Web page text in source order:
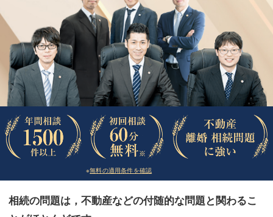
相続・遺言
離婚（夫婦間トラブル）
企業法務
労働問題（解雇，残業等）
刑事弁護
交通事故
法律相談など（その他）
※無料の適用条件を確認
相続の問題は，不動産などの付随的な問題と関わるこ
相続・遺言
離婚（夫婦間トラブル）
企業法務
労働問題（解雇，残業等）
刑事弁護
交通事故
法律相談など（その他）